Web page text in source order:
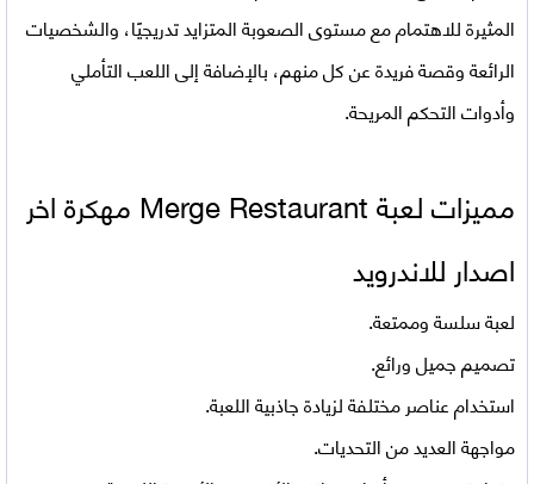
المثيرة للاهتمام مع مستوى الصعوبة المتزايد تدريجيًا، والشخصيات
الرائعة وقصة فريدة عن كل منهم، بالإضافة إلى اللعب التأملي
وأدوات التحكم المريحة.
مميزات لعبة
Merge Restaurant مهكرة اخر
اصدار للاندرويد
لعبة سلسة وممتعة.
تصميم جميل ورائع.
استخدام عناصر مختلفة لزيادة جاذبية اللعبة.
مواجهة العديد من التحديات.